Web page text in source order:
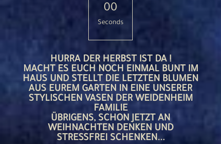
00
Seconds
HURRA DER HERBST IST DA !
MACHT ES EUCH NOCH EINMAL BUNT IM
HAUS UND STELLT DIE LETZTEN BLUMEN
AUS EUREM GARTEN IN EINE UNSERER
STYLISCHEN VASEN DER WEIDENHEIM
FAMILIE
ÜBRIGENS, SCHON JETZT AN
WEIHNACHTEN DENKEN UND
STRESSFREI SCHENKEN...